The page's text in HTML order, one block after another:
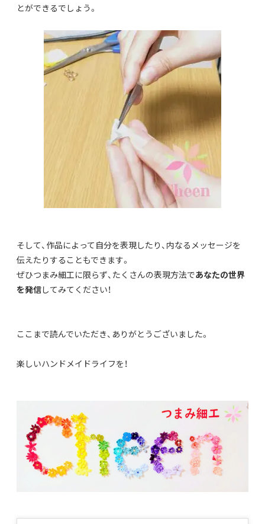
とができるでしょう。
そして、作品によって自分を表現したり、内なるメッセージを
伝えたりすることもできます。
ぜひつまみ細工に限らず、たくさんの表現方法であなたの世界
を発信してみてください！
ここまで読んでいただき、ありがとうございました。
楽しいハンドメイドライフを！